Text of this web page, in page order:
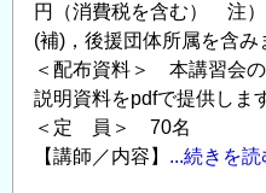
会
2022（東
京）
の
円（消費税を含む） 注
(補)，後援団体所属を含み
＜配布資料＞ 本講習会
説明資料をpdfで提供しま
＜定 員＞ 70名
【講師／内容】 ...続きを読